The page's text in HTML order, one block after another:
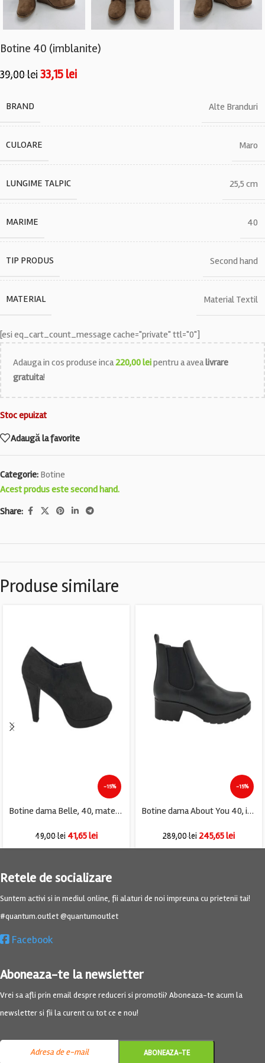
Botine 40 (imblanite)
39,00lei33,15 lei
BRAND Alte Branduri
CULOARE Maro
LUNGIME TALPIC 25,5 cm
MARIME 40
TIP PRODUS Second hand
MATERIAL Material Textil
[esi eq_cart_count_message cache="private" ttl="0"]
Adauga in cos produse inca220,00leipentru a avealivrare
gratuita!
Stoc epuizat
Adaugă la favorite
Categorie: Botine
Acest produs este second hand.
Share:
Produse similare
-15%
Botine dama Belle, 40, material textil, negru
49,00lei 41,65lei
-15%
Botine dama About You 40, imitație de piele, negru
289,00lei245,65lei
Retele de socializare
Suntem activi si in mediul online, fii alaturi de noi impreuna cu prietenii tai!
#quantum.outlet @quantumoutlet
Facebook
Aboneaza-te la newsletter
Vrei sa afli prin email despre reduceri si promotii? Aboneaza-te acum la
newsletter si fii la curent cu tot ce e nou!